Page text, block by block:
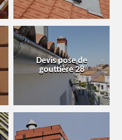
Devis pose de
gouttière 28